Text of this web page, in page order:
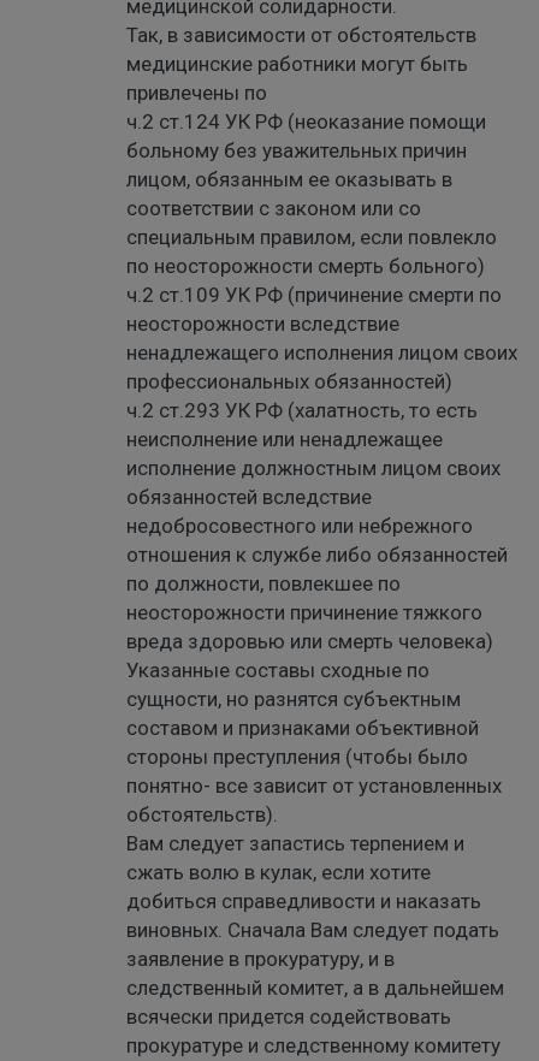
медицинской солидарности.
Так, в зависимости от обстоятельств
медицинские работники могут быть
привлечены по
ч.2 ст.124 УК РФ (неоказание помощи
больному без уважительных причин
лицом, обязанным ее оказывать в
соответствии с законом или со
специальным правилом, если повлекло
по неосторожности смерть больного)
ч.2 ст.109 УК РФ (причинение смерти по
неосторожности вследствие
ненадлежащего исполнения лицом своих
профессиональных обязанностей)
ч.2 ст.293 УК РФ (халатность, то есть
неисполнение или ненадлежащее
исполнение должностным лицом своих
обязанностей вследствие
недобросовестного или небрежного
отношения к службе либо обязанностей
по должности, повлекшее по
неосторожности причинение тяжкого
вреда здоровью или смерть человека)
Указанные составы сходные по
сущности, но разнятся субъектным
составом и признаками объективной
стороны преступления (чтобы было
понятно- все зависит от установленных
обстоятельств).
Вам следует запастись терпением и
сжать волю в кулак, если хотите
добиться справедливости и наказать
виновных. Сначала Вам следует подать
заявление в прокуратуру, и в
следственный комитет, а в дальнейшем
всячески придется содействовать
прокуратуре и следственному комитету